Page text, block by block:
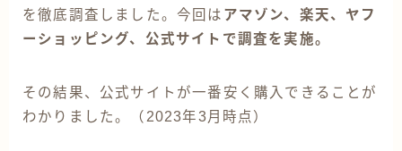
を徹底調査しました。今回は アマゾン、楽天、ヤフ
ーショッピング、公式サイトで調査を実施。
その結果、公式サイトが一番安く購入できることが
わかりました。（2023年3月時点）